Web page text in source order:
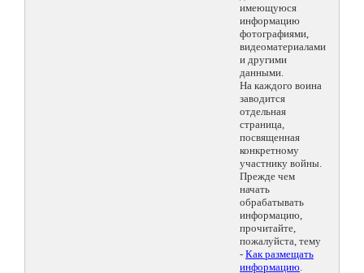
имеющуюся
информацию
фотографиями,
видеоматериалами
и другими
данными.
На каждого воина
заводится
отдельная
страница,
посвященная
конкретному
участнику войны.
Прежде чем
начать
обрабатывать
информацию,
прочитайте,
пожалуйста, тему
- Как размещать
информацию.